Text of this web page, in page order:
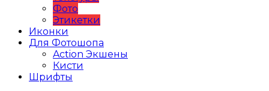
Фото
Этикетки
Иконки
Для Фотошопа
Action Экшены
Кисти
Шрифты